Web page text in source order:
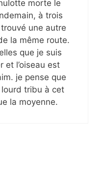
morte le
à trois
une autre
la même route.
que je suis
et l’oiseau est
je pense que
tribu à cet
la moyenne.